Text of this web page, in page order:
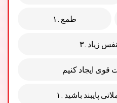
۱. طمع
نفس زیاد
قوی ایجاد کنیم
پایبند باشید